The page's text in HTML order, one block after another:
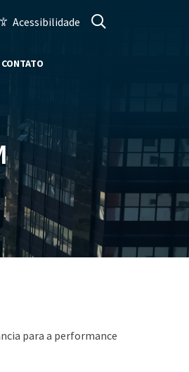
Acessibilidade
CONTATO
para a performance